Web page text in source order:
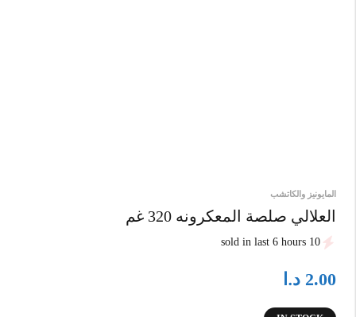
المايونيز والكاتشب
العلالي صلصة المعكرونه 320 غم
10 sold in last 6 hours
2.00 د.ا